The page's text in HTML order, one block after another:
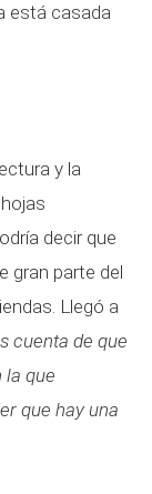
está casada
y la
decir que
gran parte del
Llegó a
cuenta de que
la que
que hay una